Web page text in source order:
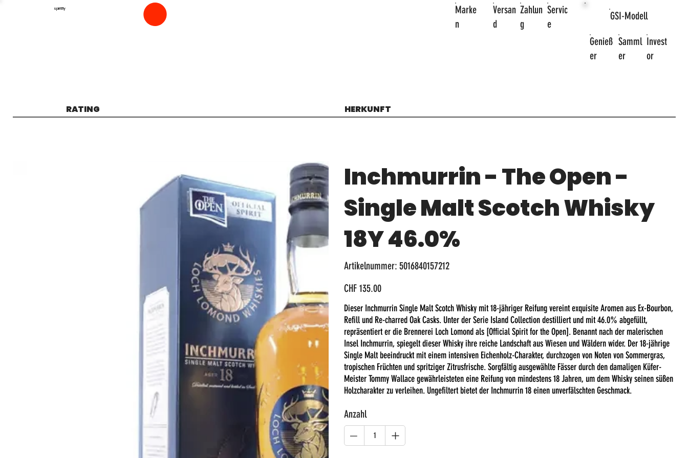
Invest
or
Samml
er
Genieß
er
GSI-Modell
Servic
e
Zahlun
g
Versan
d
Marke
n
spiritfly
Inchmurrin - The Open -
Single Malt Scotch Whisky
18Y 46.0%
Artikelnummer: Artikelnummer:
5016840157212
5016840157212
Preis
CHF 135.00
Dieser Inchmurrin Single Malt Scotch Whisky mit 18-jähriger Reifung vereint exquisite Aromen aus Ex-Bourbon,
Refill und Re-charred Oak Casks. Unter der Serie Island Collection destilliert und mit 46.0% abgefüllt,
repräsentiert er die Brennerei Loch Lomond als [Official Spirit for the Open]. Benannt nach der malerischen
Insel Inchmurrin, spiegelt dieser Whisky ihre reiche Landschaft aus Wiesen und Wäldern wider. Der 18-jährige
Single Malt beeindruckt mit einem intensiven Eichenholz-Charakter, durchzogen von Noten von Sommergras,
tropischen Früchten und spritziger Zitrusfrische. Sorgfältig ausgewählte Fässer durch den damaligen Küfer-
Meister Tommy Wallace gewährleisteten eine Reifung von mindestens 18 Jahren, um dem Whisky seinen süßen
Holzcharakter zu verleihen. Ungefiltert bietet der Inchmurrin 18 einen unverfälschten Geschmack.
Anzahl
RATING HERKUNFT